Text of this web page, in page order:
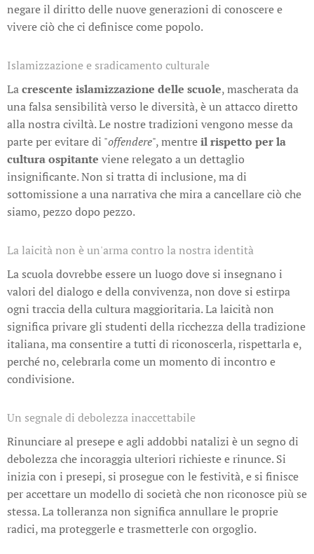
negare il diritto delle nuove generazioni di conoscere e
vivere ciò che ci definisce come popolo.
Islamizzazione e sradicamento culturale
Lacrescente islamizzazione delle scuole, mascherata da
una falsa sensibilità verso le diversità, è un attacco diretto
alla nostra civiltà. Le nostre tradizioni vengono messe da
parte per evitare di "offendere", mentreil rispetto per la
cultura ospitante viene relegato a un dettaglio
insignificante. Non si tratta di inclusione, ma di
sottomissione a una narrativa che mira a cancellare ciò che
siamo, pezzo dopo pezzo.
La laicità non è un'arma contro la nostra identità
La scuola dovrebbe essere un luogo dove si insegnano i
valori del dialogo e della convivenza, non dove si estirpa
ogni traccia della cultura maggioritaria. La laicità non
significa privare gli studenti della ricchezza della tradizione
italiana, ma consentire a tutti di riconoscerla, rispettarla e,
perché no, celebrarla come un momento di incontro e
condivisione.
Un segnale di debolezza inaccettabile
Rinunciare al presepe e agli addobbi natalizi è un segno di
debolezza che incoraggia ulteriori richieste e rinunce. Si
inizia con i presepi, si prosegue con le festività, e si finisce
per accettare un modello di società che non riconosce più se
stessa. La tolleranza non significa annullare le proprie
radici, ma proteggerle e trasmetterle con orgoglio.